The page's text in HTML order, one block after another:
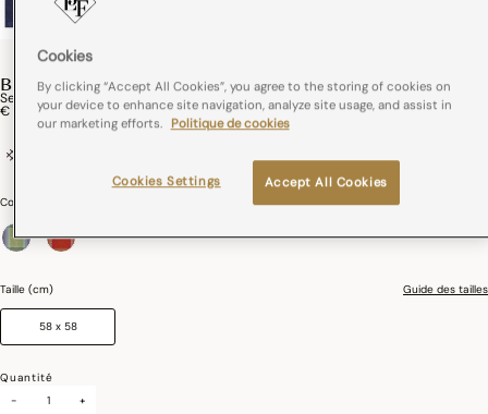
BASTIDE
Serviette De Table Bastide Coton
€ 20,00
Couleurs :
Taille (cm) Guide des tailles
58 x 58
Quantité
-
+
Cookies
By clicking “Accept All Cookies”, you agree to the storing of cookies on
your device to enhance site navigation, analyze site usage, and assist in
our marketing efforts. Politique de cookies
Accept All Cookies
Cookies Settings